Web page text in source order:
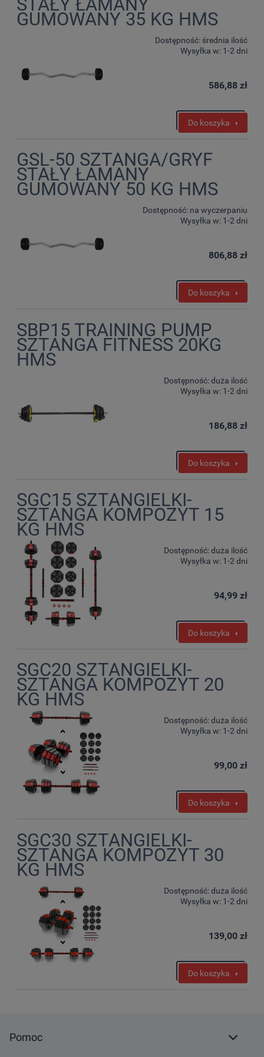
GUMOWANY 35 KG HMS
Dostępność: średnia ilość
Wysyłka w: 1-2 dni
586,88 zł
Do koszyka
GSL-50 SZTANGA/GRYF
STAŁY ŁAMANY
GUMOWANY 50 KG HMS
Dostępność: na wyczerpaniu
Wysyłka w: 1-2 dni
806,88 zł
Do koszyka
SBP15 TRAINING PUMP
SZTANGA FITNESS 20KG
HMS
Dostępność:duża ilość
Wysyłka w: 1-2 dni
186,88 zł
Do koszyka
SGC15 SZTANGIELKI-
SZTANGA KOMPOZYT 15
KG HMS
Dostępność:duża ilość
Wysyłka w: 1-2 dni
94,99 zł
Do koszyka
SGC20 SZTANGIELKI-
SZTANGA KOMPOZYT 20
KG HMS
Dostępność:duża ilość
Wysyłka w: 1-2 dni
99,00 zł
Do koszyka
SGC30 SZTANGIELKI-
SZTANGA KOMPOZYT 30
KG HMS
Dostępność:duża ilość
Wysyłka w: 1-2 dni
139,00 zł
Do koszyka
Pomoc